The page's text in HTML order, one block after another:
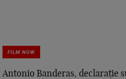
FILM NOW
Antonio Banderas, declarație